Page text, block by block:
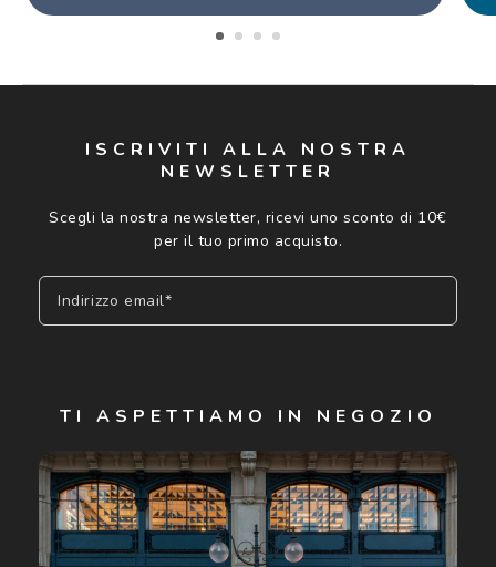
ISCRIVITI ALLA NOSTRA
NEWSLETTER
Scegli la nostra newsletter, ricevi uno sconto di 10€
per il tuo primo acquisto.
Indirizzo email*
Cliccando su "Iscriviti", confermo di avere più di 16 anni e
acconsento all'utilizzo dei miei Dati Personali da parte di
Luxottica Group S.p.A. per l'invio di offerte speciali, novità
ed altre comunicazioni di carattere pubblicitario (consultare
Informativa sulla privacyper ulteriori informazioni).
TI ASPETTIAMO IN NEGOZIO